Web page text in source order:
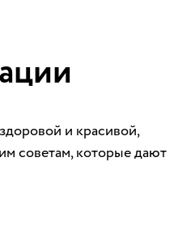
и красивой,
советам, которые дают